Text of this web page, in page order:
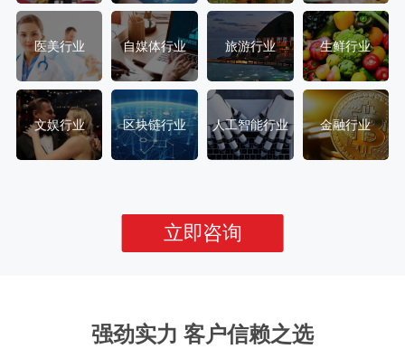
医美行业 自媒体行业 旅游行业 生鲜行业
文娱行业 区块链行业 人工智能行业 金融行业
立即咨询
强劲实力 客户信赖之选